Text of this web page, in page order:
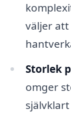
väljer
Storlek
omger